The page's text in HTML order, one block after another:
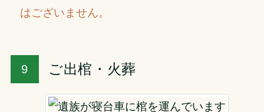
はございません。
ご出棺・火葬